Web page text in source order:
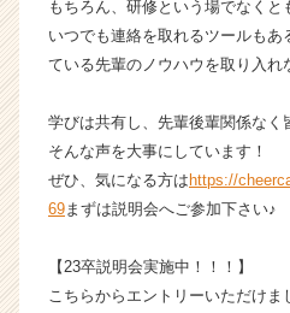
就
活
サ
ト
チ
キ
ャ
ア
（C
もちろん、研修という場でなくと
いつでも連絡を取れるツールも
ている先輩のノウハウを取り入れ
学びは共有し、先輩後輩関係なく
そんな声を大事にしています！
ぜひ、気になる方は https://
69 まずは説明会へご参加下さい♪
【23卒説明会実施中！！！】
こちらからエントリーいただけ